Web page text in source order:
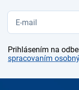
Prihlásením na
spracovaním